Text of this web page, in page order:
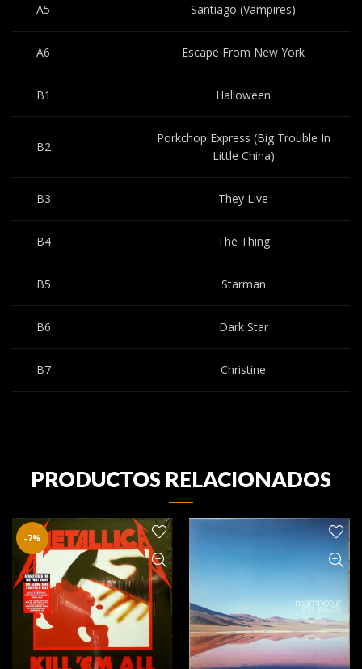
A5 Santiago (Vampires)
A6 Escape From New York
B1 Halloween
B2
Porkchop Express (Big Trouble In
Little China)
B3 They Live
B4 The Thing
B5 Starman
B6 Dark Star
B7 Christine
PRODUCTOS RELACIONADOS
-7%